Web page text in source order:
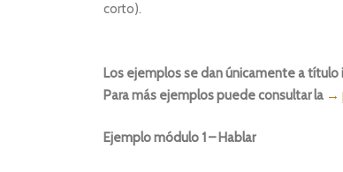
corto).
Los ejemplos se dan únicamente a título
Para más ejemplos puede consultar la →
Ejemplo módulo 1 – Hablar